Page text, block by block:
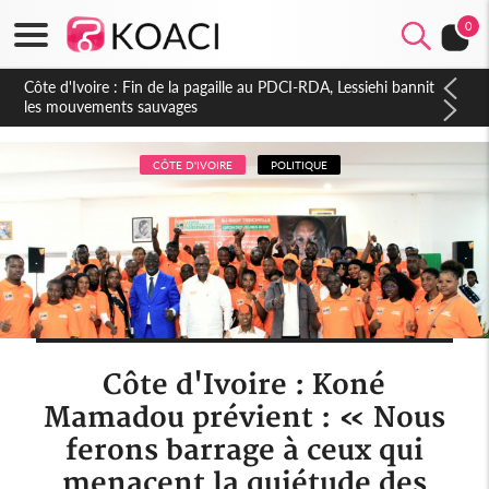
0
Côte d'Ivoire : Ouattara promet des sanctions contre les
déguerpissements illégaux
CÔTE D'IVOIRE POLITIQUE
Côte d'Ivoire : Koné
Mamadou prévient : « Nous
ferons barrage à ceux qui